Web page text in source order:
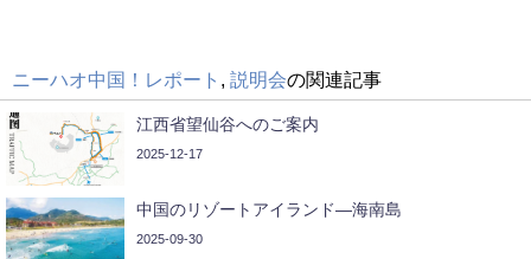
ニーハオ中国！レポート 説明会の関連記事
江西省望仙谷へのご案内
2025-12-17
中国のリゾートアイランド—海南島
2025-09-30